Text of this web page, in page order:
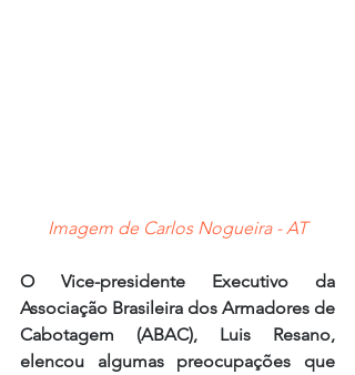
Imagem de Carlos Nogueira - AT
O Vice-presidente Executivo da
Associação Brasileira dos Armadores de
Cabotagem (ABAC), Luis Resano,
elencou algumas preocupações que